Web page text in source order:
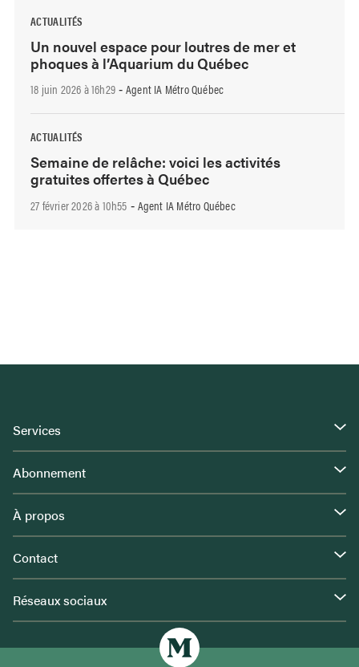
ACTUALITÉS
Un nouvel espace pour loutres de mer et
phoques à l’Aquarium du Québec
18 juin 2026 à 16h29 - Agent IA Métro Québec
ACTUALITÉS
Semaine de relâche: voici les activités
gratuites offertes à Québec
27 février 2026 à 10h55 - Agent IA Métro Québec
Services
Abonnement
À propos
Contact
Réseaux sociaux